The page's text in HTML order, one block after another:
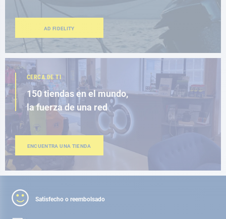
AD FIDELITY
CERCA DE TI
150 tiendas en el mundo,
la fuerza de una red
ENCUENTRA UNA TIENDA
Satisfecho o reembolsado